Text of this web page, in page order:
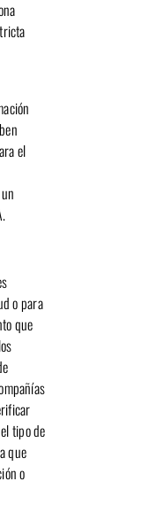
el
o para
que
tipo de
que
o